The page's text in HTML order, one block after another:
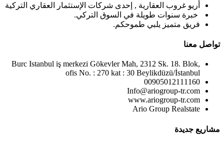
أريو غروب العقارية , إحدى شركات الإستثمار العقاري التركية
خبرة سنوات طويلة في السوق التركي.
فريق متميز يلبي طموحكم.
تواصل معنا
Burc Istanbul iş merkezi Gökevler Mah, 2312 Sk. 18. Blok,
ofis No. : 270 kat : 30 Beylikdüzü/İstanbul
00905012111160
Info@ariogroup-tr.com
www.ariogroup-tr.com
Ario Group Realstate
مشاريع جديدة